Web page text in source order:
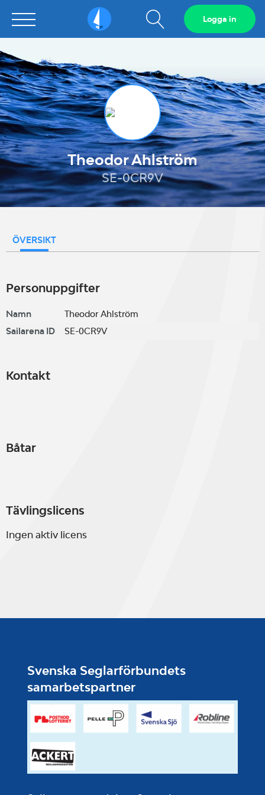
Sailarena Visa
sökfält
Logga in
Theodor Ahlström
SE-0CR9V
ÖVERSIKT
Personuppgifter
Namn
Theodor Ahlström
Sailarena ID
SE-0CR9V
Kontakt
Båtar
Tävlingslicens
Ingen aktiv licens
Svenska Seglarförbundets
samarbetspartner